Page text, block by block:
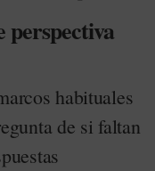
perspectiva
habituales
de si faltan